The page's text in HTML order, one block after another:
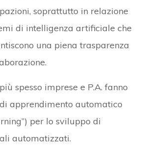
soprattutto in relazione
di intelligenza artificiale che
una piena trasparenza
spesso imprese e P.A. fanno
apprendimento automatico
per lo sviluppo di
automatizzati.